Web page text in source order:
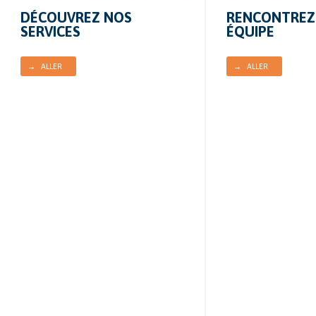
DÉCOUVREZ NOS
SERVICES
→ ALLER
ÉQUIPE
→ ALLER